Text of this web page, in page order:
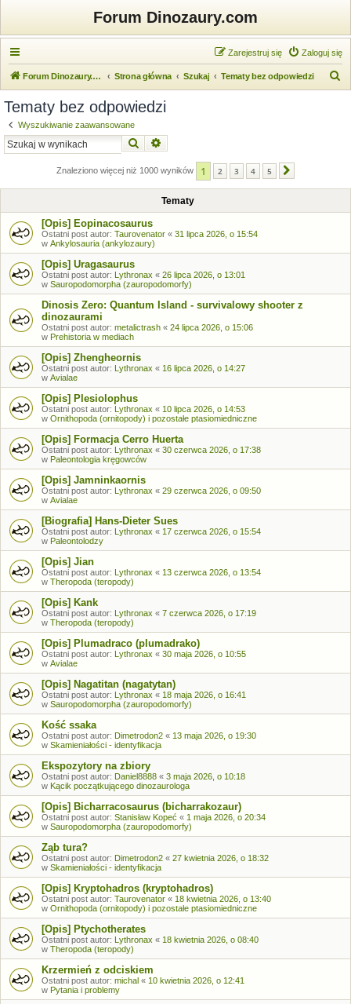
Forum Dinozaury.com
Zaloguj się
Zarejestruj się
Forum Dinozaury.com Strona główna Szukaj Tematy bez odpowiedzi
Tematy bez odpowiedzi
Wyszukiwanie zaawansowane
Szukaj
Znaleziono więcej niż 1000 wyników 1 2 3 4 5
Tematy
[Opis] Eopinacosaurus
Ostatni post autor: Taurovenator « 31 lipca 2026, o 15:54
w Ankylosauria (ankylozaury)
[Opis] Uragasaurus
Ostatni post autor: Lythronax « 26 lipca 2026, o 13:01
w Sauropodomorpha (zauropodomorfy)
Dinosis Zero: Quantum Island - survivalowy shooter z
dinozaurami
Ostatni post autor: metalictrash « 24 lipca 2026, o 15:06
w Prehistoria w mediach
[Opis] Zhengheornis
Ostatni post autor: Lythronax « 16 lipca 2026, o 14:27
w Avialae
[Opis] Plesiolophus
Ostatni post autor: Lythronax « 10 lipca 2026, o 14:53
w Ornithopoda (ornitopody) i pozostałe ptasiomiedniczne
[Opis] Formacja Cerro Huerta
Ostatni post autor: Lythronax « 30 czerwca 2026, o 17:38
w Paleontologia kręgowców
[Opis] Jamninkaornis
Ostatni post autor: Lythronax « 29 czerwca 2026, o 09:50
w Avialae
[Biografia] Hans-Dieter Sues
Ostatni post autor: Lythronax « 17 czerwca 2026, o 15:54
w Paleontolodzy
[Opis] Jian
Ostatni post autor: Lythronax « 13 czerwca 2026, o 13:54
w Theropoda (teropody)
[Opis] Kank
Ostatni post autor: Lythronax « 7 czerwca 2026, o 17:19
w Theropoda (teropody)
[Opis] Plumadraco (plumadrako)
Ostatni post autor: Lythronax « 30 maja 2026, o 10:55
w Avialae
[Opis] Nagatitan (nagatytan)
Ostatni post autor: Lythronax « 18 maja 2026, o 16:41
w Sauropodomorpha (zauropodomorfy)
Kość ssaka
Ostatni post autor: Dimetrodon2 « 13 maja 2026, o 19:30
w Skamieniałości - identyfikacja
Ekspozytory na zbiory
Ostatni post autor: Daniel8888 « 3 maja 2026, o 10:18
w Kącik początkującego dinozaurologa
[Opis] Bicharracosaurus (bicharrakozaur)
Ostatni post autor: Stanisław Kopeć « 1 maja 2026, o 20:34
w Sauropodomorpha (zauropodomorfy)
Ząb tura?
Ostatni post autor: Dimetrodon2 « 27 kwietnia 2026, o 18:32
w Skamieniałości - identyfikacja
[Opis] Kryptohadros (kryptohadros)
Ostatni post autor: Taurovenator « 18 kwietnia 2026, o 13:40
w Ornithopoda (ornitopody) i pozostałe ptasiomiedniczne
[Opis] Ptychotherates
Ostatni post autor: Lythronax « 18 kwietnia 2026, o 08:40
w Theropoda (teropody)
Krzermień z odciskiem
Ostatni post autor: michal « 10 kwietnia 2026, o 12:41
w Pytania i problemy